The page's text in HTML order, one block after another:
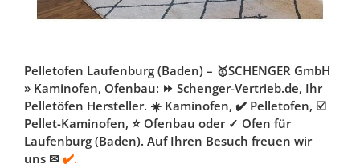
Pelletofen Laufenburg (Baden) – 🥇SCHENGER GmbH
» Kaminofen, Ofenbau: ⏩ Schenger-Vertrieb.de, Ihr
Pelletöfen Hersteller. ☀️ Kaminofen, ✔️ Pelletofen, ☑️
Pellet-Kaminofen, ⭐ Ofenbau oder ✓ Ofen für
Laufenburg (Baden). Auf Ihren Besuch freuen wir
uns ✉ ✔️.